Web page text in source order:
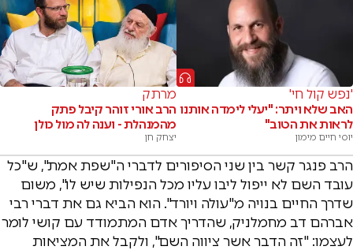
'נפש קול חי'
האב שלא ויתר: "יעלי לימדה אותנו
לראות את הטוב"
יוסי חיים מימון
מרתק
הרב אורי זוהר קיבל פתק
מהמנהלת - וענה לה מול כולן
יצחק חן
הרב פנגר קשר בין שני הסיפורים לדברי ה"שפת אמת", ש"כל
עובד השם לא ייפול ליבו עליו מכל הנפילות שיש לו", משום
שדרך החיים בנויה מ"עולה ויורד". הוא הביא גם את דברי רבי
אברהם דב מחמלניק, שהדריך אדם המתמודד עם קושי לומר
לעצמו: "זה הדבר אשר ציווה השם", ולקבל את המציאות